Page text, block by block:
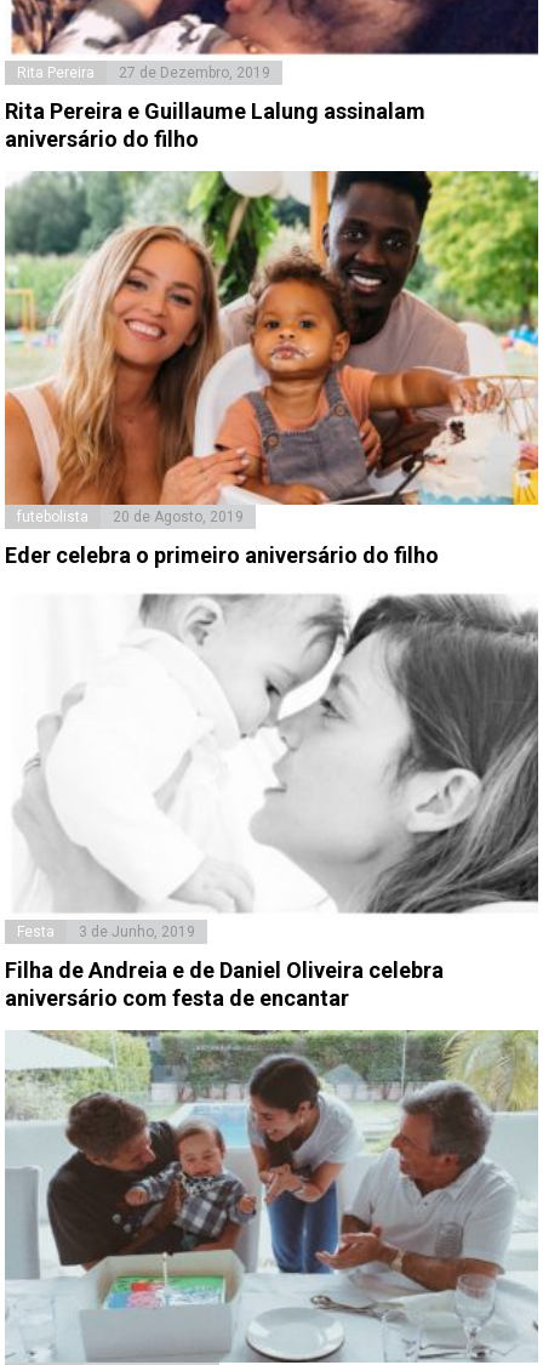
Rita Pereira 27 de Dezembro, 2019
Rita Pereira e Guillaume Lalung assinalam
aniversário do filho
futebolista 20 de Agosto, 2019
Eder celebra o primeiro aniversário do filho
Festa 3 de Junho, 2019
Filha de Andreia e de Daniel Oliveira celebra
aniversário com festa de encantar